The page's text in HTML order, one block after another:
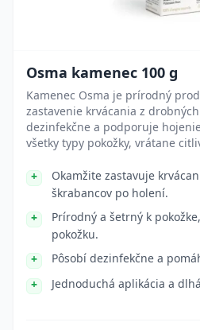
Osma kamenec 100 g
Kamenec Osma je prírodný
zastavenie krvácania z
dezinfekčne a podporuje
všetky typy pokožky, vrátane
Okamžite zastavuje
škrabancov po holení.
Prírodný a šetrný k
pokožku.
Pôsobí dezinfekčne a
Jednoduchá aplikácia a